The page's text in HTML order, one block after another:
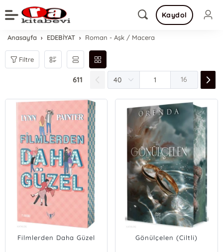
Kaydol
Anasayfa EDEBİYAT Roman - Aşk / Macera
Filtre
611 16
Filmlerden Daha Güzel Gönülçelen (Ciltli)